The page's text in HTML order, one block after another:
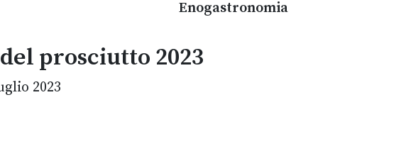
Enogastronomia
prosciutto 2023
2023